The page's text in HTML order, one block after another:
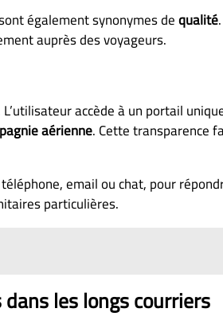
également synonymes dequalité
auprès des voyageurs.
accède à un portail
aérienne. Cette transparence
email ou chat, pour
particulières.
les longs courriers